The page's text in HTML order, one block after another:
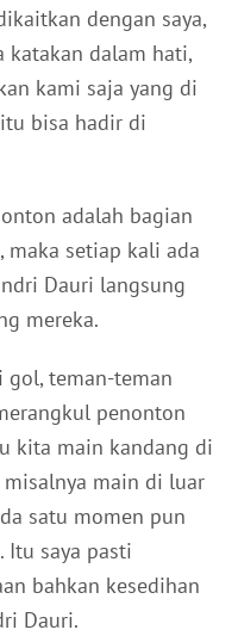
dengan saya,
katakan dalam hati,
kami saja yang di
bisa hadir di
adalah bagian
maka setiap kali ada
Dauri langsung
mereka.
gol, teman-teman
penonton
kita main kandang di
misalnya main di luar
satu momen pun
Itu saya pasti
bahkan kesedihan
Dauri.